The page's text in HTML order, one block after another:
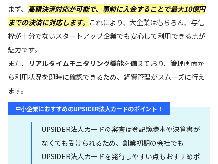
まず、 高額決済対応が可能で、事前に入金することで最大10億円
までの決済に対応します。 これにより、大企業はもちろん、与信
枠が十分でないスタートアップ企業でも安心して利用できる点が
魅力です。
また、
リアルタイムモニタリング機能を備えており、管理画面か
ら利用状況を即時に確認できるため、経費管理がスムーズに行え
ます。
中小企業におすすめのUPSIDER法人カードのポイント！
UPSIDER法人カードの審査は登記簿謄本や決算書が
なくても受けられるため、創業初期の会社でも
UPSIDER法人カードを発行しやすい点もおすすめポ